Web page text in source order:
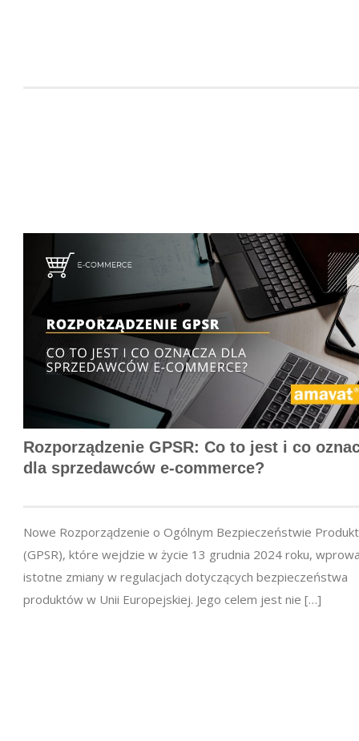
Rozporządzenie GPSR: Co to jest i co
dla sprzedawców e-commerce?
Nowe Rozporządzenie o Ogólnym Bezpieczeństwie
(GPSR), które wejdzie w życie 13 grudnia 2024 roku,
istotne zmiany w regulacjach dotyczących bezpieczeństwa
produktów w Unii Europejskiej. Jego celem jest nie […]